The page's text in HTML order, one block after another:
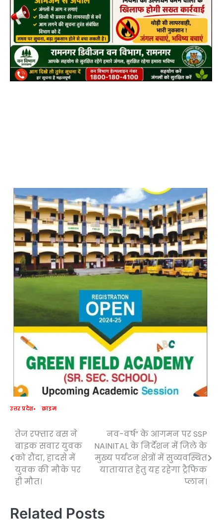
उत्तर प्रदेश क्राइम
Post
navigation
तेज रफ्तार बस ने
बाइक सवार युवक
को रौंदा, हादसे में
युवक की मौके पर
ही मौत।
नव-वर्ष” के आगमन पर SSP
NAINITAL के निर्देशन में जिले के
मुख्य पर्यटन क्षेत्रों में सुव्यवस्थित
यातायात हेतु यह रहेगा ट्रैफिक
प्लान।
Related Posts